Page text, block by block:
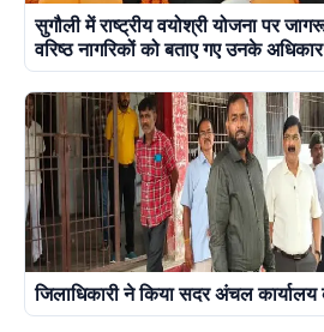
सुगौली में राष्ट्रीय वयोश्री योजना पर
वरिष्ठ नागरिकों को बताए गए उनके अधिकार
जिलाधिकारी ने किया सदर अंचल